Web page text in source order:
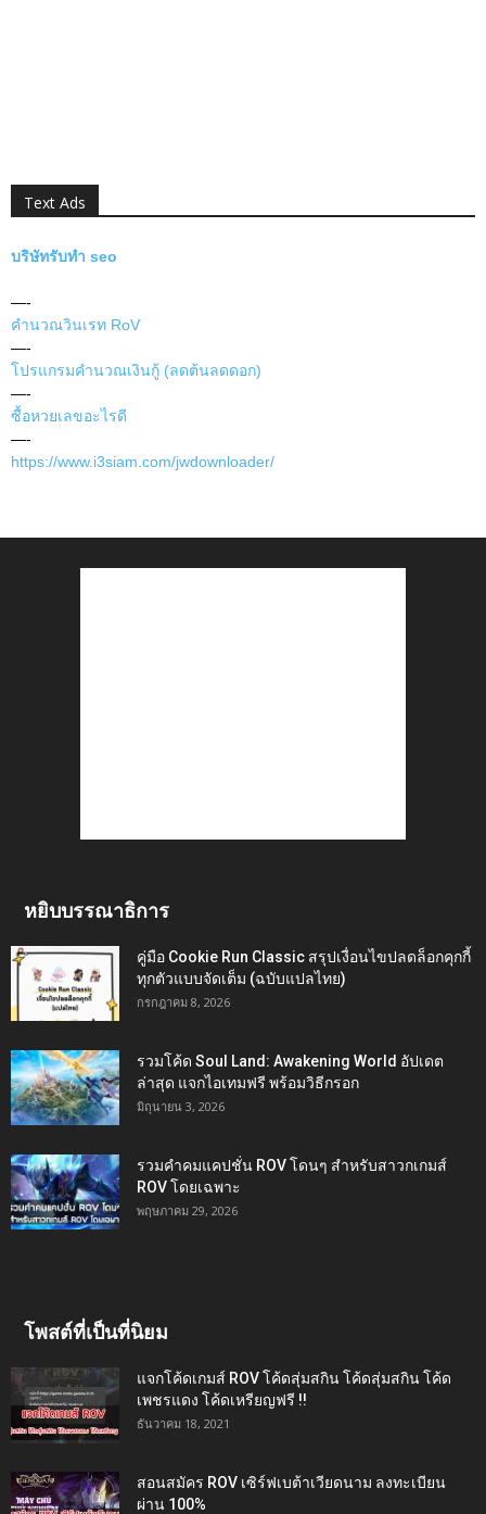
Text Ads
บริษัทรับทำ seo
—-
คำนวณวินเรท RoV
—-
โปรแกรมคำนวณเงินกู้ (ลดต้นลดดอก)
—-
ซื้อหวยเลขอะไรดี
—-
https://www.i3siam.com/jwdownloader/
หยิบบรรณาธิการ
คู่มือ Cookie Run Classic สรุปเงื่อนไขปลดล็อกคุกกี้
ทุกตัวแบบจัดเต็ม (ฉบับแปลไทย)
กรกฎาคม 8, 2026
รวมโค้ด Soul Land: Awakening World อัปเดต
ล่าสุด แจกไอเทมฟรี พร้อมวิธีกรอก
มิถุนายน 3, 2026
รวมคำคมแคปชั่น ROV โดนๆ สำหรับสาวกเกมส์
ROV โดยเฉพาะ
พฤษภาคม 29, 2026
โพสต์ที่เป็นที่นิยม
แจกโค้ดเกมส์ ROV โค้ดสุ่มสกิน โค้ดสุ่มสกิน โค้ด
เพชรแดง โค้ดเหรียญฟรี !!
ธันวาคม 18, 2021
สอนสมัคร ROV เซิร์ฟเบต้าเวียดนาม ลงทะเบียน
ผ่าน 100%